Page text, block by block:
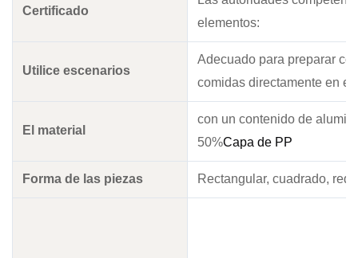
Certificado
elementos:
Utilice escenarios
Adecuado para preparar
comidas directamente en el
El material
con un contenido de
50%Capa de PP
Forma de las piezas Rectangular, cuadrado,